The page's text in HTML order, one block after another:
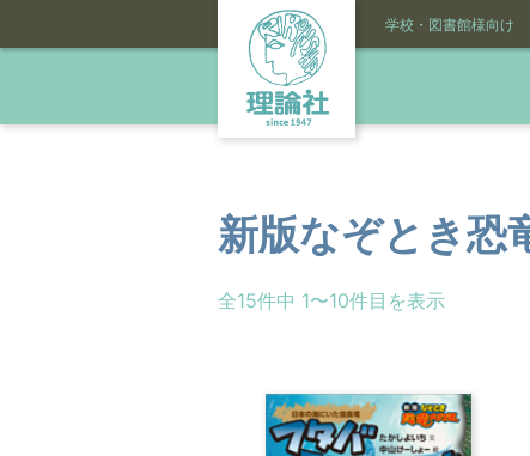
学校・図書館様向け
新版なぞとき恐
全15件中 1〜10件目を表示